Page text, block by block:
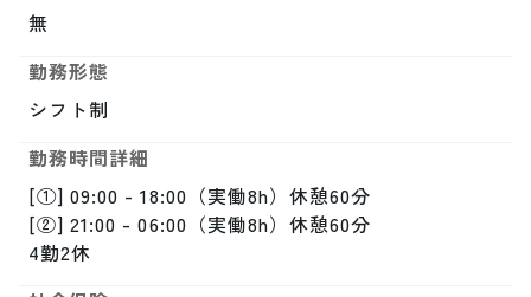
無
勤務形態
シフト制
勤務時間詳細
[①] 09:00 - 18:00（実働8h）休憩60分
[②] 21:00 - 06:00（実働8h）休憩60分
4勤2休